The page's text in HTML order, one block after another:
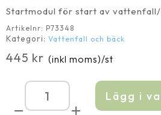
Startmodul för start av vattenfall/
Artikelnr: P73348
Kategori: Vattenfall och bäck
445 kr (inkl moms)/st
PondoFall
mängd
Lägg i